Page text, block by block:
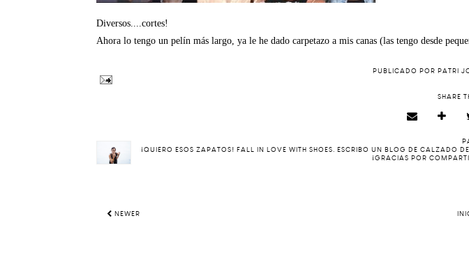
Diversos....cortes!
Ahora lo tengo un pelín más largo, ya le he dado carpetazo a mis canas (las tengo desde
PUBLICADO POR PATRI
SHARE
¡QUIERO ESOS ZAPATOS! FALL IN LOVE WITH SHOES. ESCRIBO UN BLOG DE
¡GRACIAS POR
NEWER